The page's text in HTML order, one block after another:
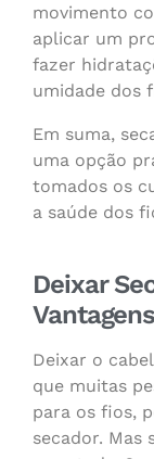
movimento
aplicar um
fazer
umidade dos
Em suma,
uma opção
tomados os
a saúde dos
Deixar
Deixar o
que muitas
para os fios,
secador. Mas